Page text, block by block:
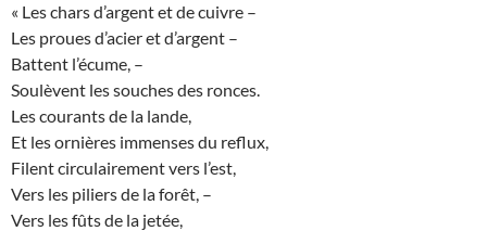
« Les chars d’argent et de cuivre –
Les proues d’acier et d’argent –
Battent l’écume, –
Soulèvent les souches des ronces.
Les courants de la lande,
Et les ornières immenses du reflux,
Filent circulairement vers l’est,
Vers les piliers de la forêt, –
Vers les fûts de la jetée,